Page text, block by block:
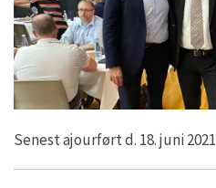
Senest ajourført d. 18. juni 2021